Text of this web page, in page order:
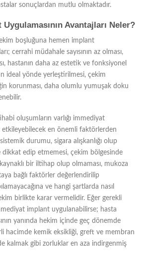
sonuçlardan mutlu olmaktadır.
Avantajları Neler?
boşluğuna hemen implant
cerrahi müdahale sayısının az olması,
hastanın daha az estetik ve fonksiyonel
ideal yönde yerleştirilmesi, çekim
korunması, daha olumlu yumuşak doku
oluşumların varlığı immediyat
en önemli faktörlerden
durumu, sigara alışkanlığı olup
dikkat edip etmemesi, çekim bölgesinde
bir iltihap olup olmaması, mukoza
bağlı faktörler değerlendirilip
ve hangi şartlarda nasıl
birlikte karar vermelidir. Eğer gerekli
implant uygulanabilirse; hasta
yanında hekim içinde geç dönemde
hacimde kemik eksikliği, greft ve membran
kalmak gibi zorluklar en aza indirgenmiş